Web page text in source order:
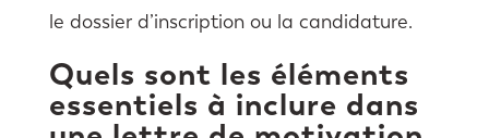
le dossier d’inscription ou la candidature.
Quels sont les éléments
essentiels à inclure dans